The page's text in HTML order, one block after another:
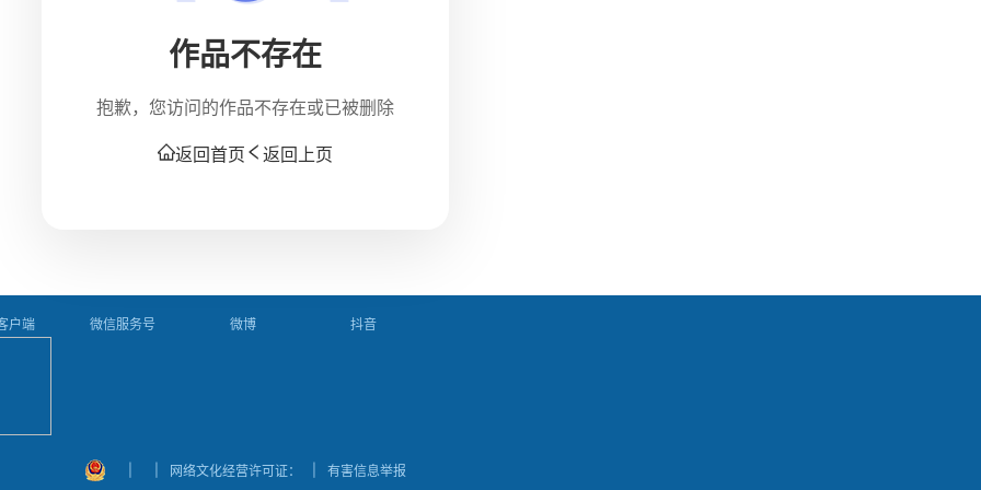
作品不存在
抱歉，您访问的作品不存在或已被删除
返回首页 返回上页
户端 微信服务号 微博 抖音
网络文化经营许可证： 有害信息举报